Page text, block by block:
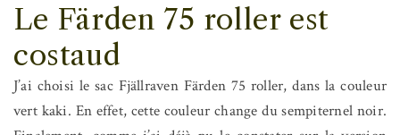
Le Färden 75 roller est
costaud
J’ai choisi le sac Fjällraven Färden 75 roller, dans la couleur
vert kaki. En effet, cette couleur change du sempiternel noir.